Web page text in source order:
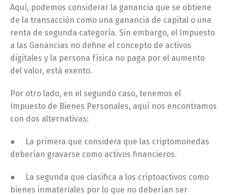
Aquí, podemos considerar la ganancia que se obtiene
de la transacción como una ganancia de capital o una
renta de segunda categoría. Sin embargo, el Impuesto
a las Ganancias no define el concepto de activos
digitales y la persona física no paga por el aumento
del valor, está exento.
Por otro lado, en el segundo caso, tenemos el
Impuesto de Bienes Personales, aquí nos encontramos
con dos alternativas:
● La primera que considera que las criptomonedas
deberían gravarse como activos financieros.
● La segunda que clasifica a los criptoactivos como
bienes inmateriales por lo que no deberían ser